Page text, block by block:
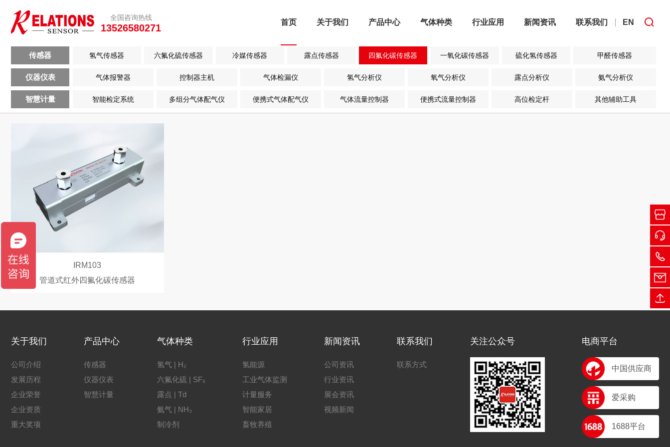
全国咨询热线
13526580271
首页 关于我们 产品中心 气体种类 行业应用 新闻资讯 联系我们 EN
传感器 氢气传感器 六氟化硫传感器 冷媒传感器 露点传感器 四氟化碳传感器 一氧化碳传感器 硫化氢传感器 甲醛传感器
仪器仪表 气体报警器 控制器主机 气体检漏仪 氢气分析仪 氧气分析仪 露点分析仪 氨气分析仪
智慧计量 智能检定系统 多组分气体配气仪 便携式气体配气仪 气体流量控制器 便携式流量控制器 高位检定杆 其他辅助工具
IRM103
管道式红外四氟化碳传感器
关于我们
公司介绍
发展历程
企业荣誉
企业资质
重大奖项
产品中心
传感器
仪器仪表
智慧计量
气体种类
氢气 | H₂
六氟化硫 | SF₆
露点 | Td
氨气 | NH₃
制冷剂
行业应用
氢能源
工业气体监测
计量服务
智能家居
畜牧养殖
新闻资讯
公司资讯
行业资讯
展会资讯
视频新闻
联系我们
联系方式
关注公众号 电商平台
中国供应商
爱采购
1688平台